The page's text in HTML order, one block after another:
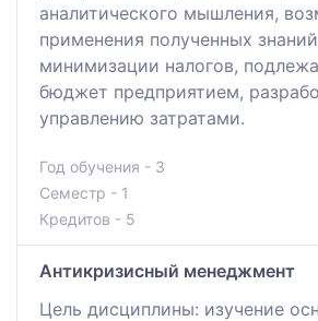
аналитического мышления,
применения полученных
минимизации налогов,
бюджет предприятием,
управлению затратами.
Год обучения - 3
Семестр - 1
Кредитов - 5
Антикризисный менеджмент
Цель дисциплины: изучение